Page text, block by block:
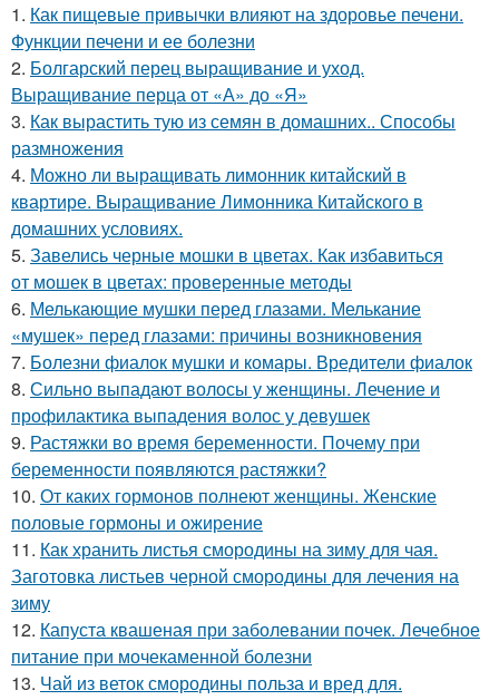
1. Как пищевые привычки влияют на здоровье печени.
Функции печени и ее болезни
2. Болгарский перец выращивание и уход.
Выращивание перца от «А» до «Я»
3. Как вырастить тую из семян в домашних.. Способы
размножения
4. Можно ли выращивать лимонник китайский в
квартире. Выращивание Лимонника Китайского в
домашних условиях.
5. Завелись черные мошки в цветах. Как избавиться
от мошек в цветах: проверенные методы
6. Мелькающие мушки перед глазами. Мелькание
«мушек» перед глазами: причины возникновения
7. Болезни фиалок мушки и комары. Вредители фиалок
8. Сильно выпадают волосы у женщины. Лечение и
профилактика выпадения волос у девушек
9. Растяжки во время беременности. Почему при
беременности появляются растяжки?
10. От каких гормонов полнеют женщины. Женские
половые гормоны и ожирение
11. Как хранить листья смородины на зиму для чая.
Заготовка листьев черной смородины для лечения на
зиму
12. Капуста квашеная при заболевании почек. Лечебное
питание при мочекаменной болезни
13. Чай из веток смородины польза и вред для.